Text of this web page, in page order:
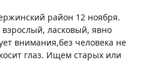
район 12 ноября.
ласковый, явно
внимания,без человека не
глаз. Ищем старых или